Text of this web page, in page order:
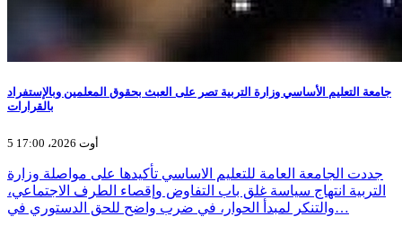
جامعة التعليم الأساسي وزارة التربية تصر على العبث بحقوق المعلمين وبالإستفراد
بالقرارات
5 أوت 2026، 17:00
جددت الجامعة العامة للتعليم الاساسي تأكيدها على مواصلة وزارة
التربية انتهاج سياسة غلق باب التفاوض وإقصاء الطرف الاجتماعي،
والتنكر لمبدأ الحوار، في ضرب واضح للحق الدستوري في…